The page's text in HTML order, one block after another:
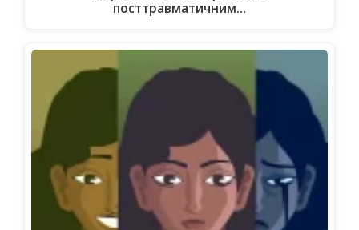
посттравматичним…